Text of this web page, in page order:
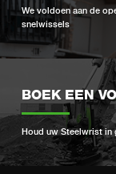
We voldoen aan de
snelwissels
BOEK EEN
Houd uw Steelwrist in